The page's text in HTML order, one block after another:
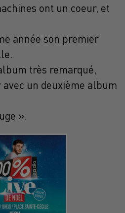
ont un coeur, et
année son premier
très remarqué,
un deuxième album
».